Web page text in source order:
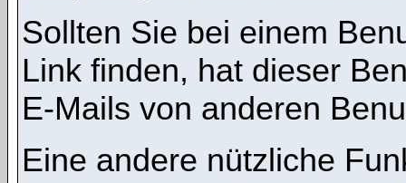
Sollten Sie bei einem
Link finden, hat dieser
E-Mails von anderen
Eine andere nützliche